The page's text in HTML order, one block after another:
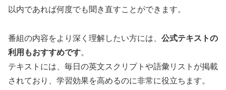
以内であれば何度でも聞き直すことができます。
番組の内容をより深く理解したい方には、 公式テキストの
利用もおすすめです。
テキストには、毎日の英文スクリプトや語彙リストが掲載
されており、学習効果を高めるのに非常に役立ちます。